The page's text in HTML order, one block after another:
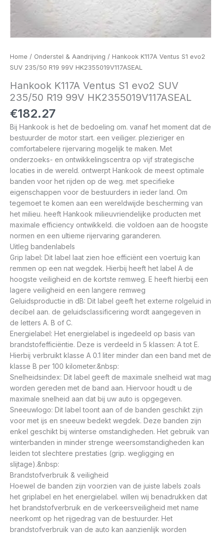
Home / Onderstel & Aandrijving / Hankook K117A Ventus S1 evo2
SUV 235/50 R19 99V HK2355019V117ASEAL
Hankook K117A Ventus S1 evo2 SUV
235/50 R19 99V HK2355019V117ASEAL
€182.27
Bij Hankook is het de bedoeling om. vanaf het moment dat de
bestuurder de motor start. een veiliger. plezieriger en
comfortabelere rijervaring mogelijk te maken. Met
onderzoeks- en ontwikkelingscentra op vijf strategische
locaties in de wereld. ontwerpt Hankook de meest optimale
banden voor het rijden op de weg. met specifieke
eigenschappen voor de bestuurders in ieder land. Om
tegemoet te komen aan een wereldwijde bescherming van
het milieu. heeft Hankook milieuvriendelijke producten met
maximale efficiency ontwikkeld. die voldoen aan de hoogste
normen en een ultieme rijervaring garanderen.
Uitleg bandenlabels
Grip label: Dit label laat zien hoe efficiënt een voertuig kan
remmen op een nat wegdek. Hierbij heeft het label A de
hoogste veiligheid en de kortste remweg. E heeft hierbij een
lagere veiligheid en een langere remweg
Geluidsproductie in dB: Dit label geeft het externe rolgeluid in
decibel aan. de geluidsclassificering wordt aangegeven in
de letters A. B of C.
Energielabel: Het energielabel is ingedeeld op basis van
brandstofefficiëntie. Deze is verdeeld in 5 klassen: A tot E.
Hierbij verbruikt klasse A 0.1 liter minder dan een band met de
klasse B per 100 kilometer.&nbsp:
Snelheidsindex: Dit label geeft de maximale snelheid wat mag
worden gereden met de band aan. Hiervoor houdt u de
maximale snelheid aan dat bij uw auto is opgegeven.
Sneeuwlogo: Dit label toont aan of de banden geschikt zijn
voor met ijs en sneeuw bedekt wegdek. Deze banden zijn
enkel geschikt bij winterse omstandigheden. Het gebruik van
winterbanden in minder strenge weersomstandigheden kan
leiden tot slechtere prestaties (grip. wegligging en
slijtage).&nbsp:
Brandstofverbruik & veiligheid
Hoewel de banden zijn voorzien van de juiste labels zoals
het griplabel en het energielabel. willen wij benadrukken dat
het brandstofverbruik en de verkeersveiligheid met name
neerkomt op het rijgedrag van de bestuurder. Het
brandstofverbruik van de auto kan aanzienlijk worden